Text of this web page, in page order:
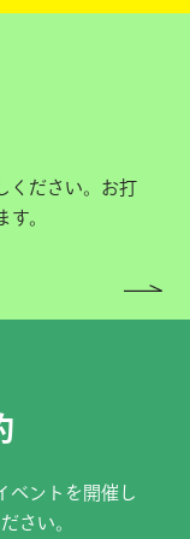
ください。お打
。
ベントを開催し
さい。